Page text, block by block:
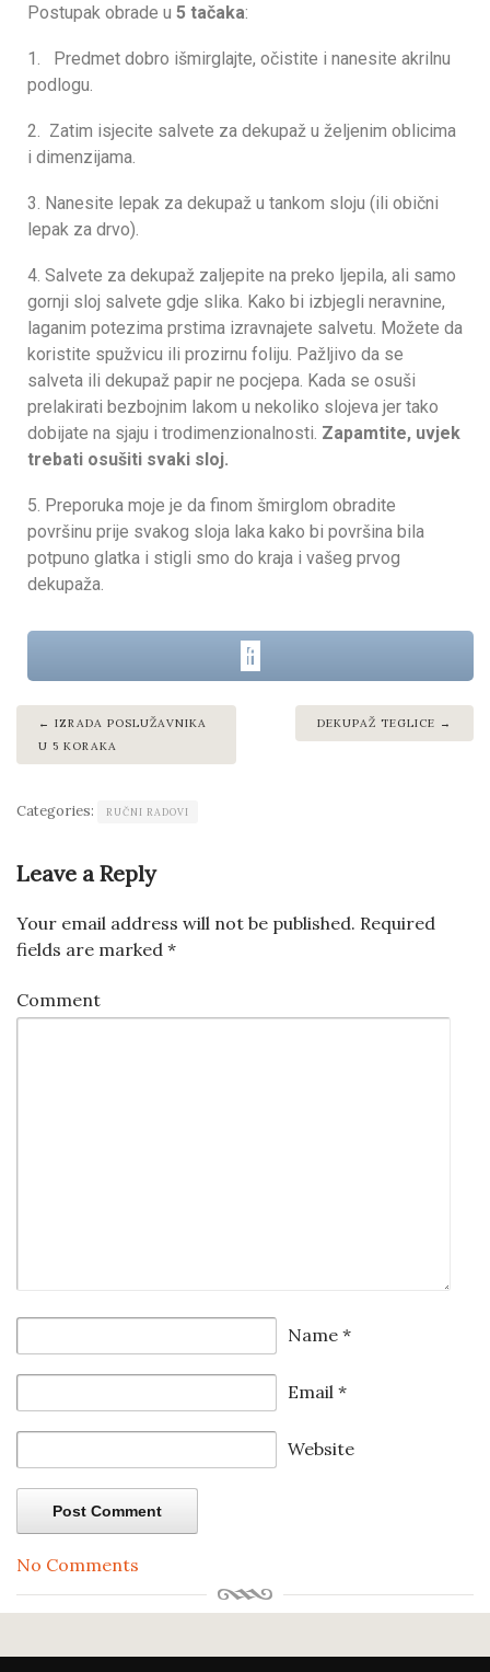
Postupak obrade u 5 tačaka:
1. Predmet dobro išmirglajte, očistite i nanesite akrilnu
podlogu.
2. Zatim isjecite salvete za dekupaž u željenim oblicima
i dimenzijama.
3. Nanesite lepak za dekupaž u tankom sloju (ili obični
lepak za drvo).
4. Salvete za dekupaž zaljepite na preko ljepila, ali samo
gornji sloj salvete gdje slika. Kako bi izbjegli neravnine,
laganim potezima prstima izravnajete salvetu. Možete da
koristite spužvicu ili prozirnu foliju. Pažljivo da se
salveta ili dekupaž papir ne pocjepa. Kada se osuši
prelakirati bezbojnim lakom u nekoliko slojeva jer tako
dobijate na sjaju i trodimenzionalnosti. Zapamtite, uvjek
trebati osušiti svaki sloj.
5. Preporuka moje je da finom šmirglom obradite
površinu prije svakog sloja laka kako bi površina bila
potpuno glatka i stigli smo do kraja i vašeg prvog
dekupaža.
IZRADA POSLUŽAVNIKA
U 5 KORAKA
DEKUPAŽ TEGLICE
Categories: RUČNI RADOVI
Leave a Reply
Your email address will not be published. Required
fields are marked *
Comment
Name *
Email *
Website
No Comments